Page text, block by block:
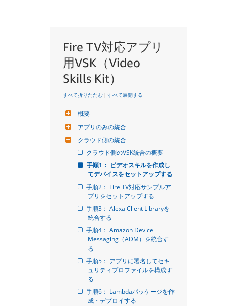
Fire TV対応アプリ
用VSK（Video
Skills Kit）
すべて折りたたむ | すべて展開する
概要
アプリのみの統合
クラウド側の統合
クラウド側のVSK統合の概要
手順1： ビデオスキルを作成し
てデバイスをセットアップする
手順2： Fire TV対応サンプルア
プリをセットアップする
手順3： Alexa Client Libraryを
統合する
手順4： Amazon Device
Messaging（ADM）を統合す
る
手順5： アプリに署名してセキ
ュリティプロファイルを構成す
る
手順6： Lambdaパッケージを作
成・デプロイする